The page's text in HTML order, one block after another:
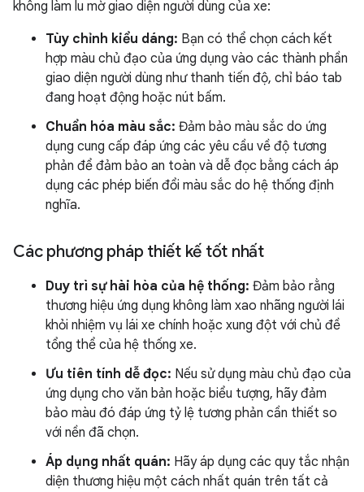
không làm lu mờ giao diện người dùng của xe:
Tùy chỉnh kiểu dáng: Bạn có thể chọn cách kết
hợp màu chủ đạo của ứng dụng vào các thành phần
giao diện người dùng như thanh tiến độ, chỉ báo tab
đang hoạt động hoặc nút bấm.
Chuẩn hóa màu sắc: Đảm bảo màu sắc do ứng
dụng cung cấp đáp ứng các yêu cầu về độ tương
phản để đảm bảo an toàn và dễ đọc bằng cách áp
dụng các phép biến đổi màu sắc do hệ thống định
nghĩa.
Các phương pháp thiết kế tốt nhất
Duy trì sự hài hòa của hệ thống: Đảm bảo rằng
thương hiệu ứng dụng không làm xao nhãng người lái
khỏi nhiệm vụ lái xe chính hoặc xung đột với chủ đề
tổng thể của hệ thống xe.
Ưu tiên tính dễ đọc: Nếu sử dụng màu chủ đạo của
ứng dụng cho văn bản hoặc biểu tượng, hãy đảm
bảo màu đó đáp ứng tỷ lệ tương phản cần thiết so
với nền đã chọn.
Áp dụng nhất quán: Hãy áp dụng các quy tắc nhận
diện thương hiệu một cách nhất quán trên tất cả